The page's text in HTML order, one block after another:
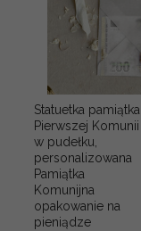
Statuetka pamiątka
Pierwszej Komunii
w pudełku,
personalizowana
Pamiątka
Komunijna
opakowanie na
pieniądze